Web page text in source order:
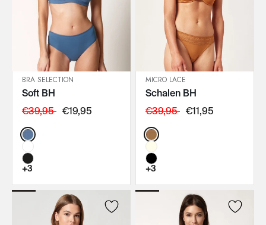
IN DEN WARENKORB
BRA SELECTION
Soft BH
€39,95 €19,95
Color:
+3
IN DEN WARENKORB
MICRO LACE
Schalen BH
€39,95 €11,95
Color:
+3